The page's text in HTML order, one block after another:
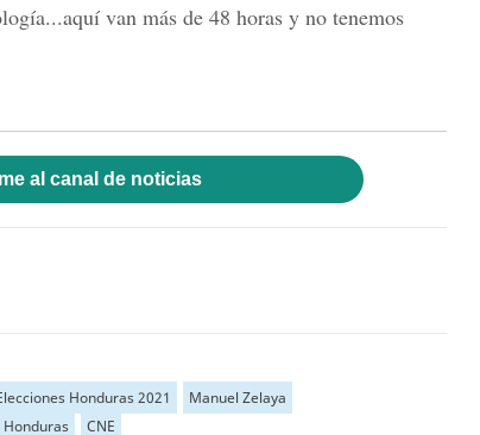
van más de 48 horas y no tenemos
al canal de noticias
Honduras 2021
Manuel Zelaya
Honduras CNE